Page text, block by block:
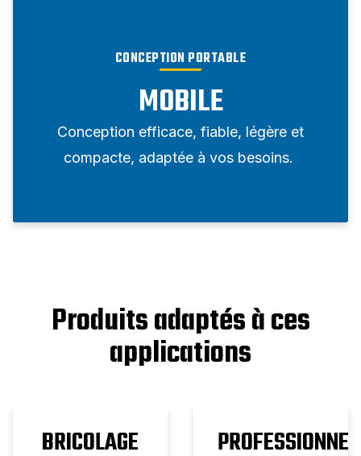
CONCEPTION PORTABLE
MOBILE
Conception efficace, fiable, légère et
compacte, adaptée à vos besoins.
Produits adaptés à ces
applications
BRICOLAGE